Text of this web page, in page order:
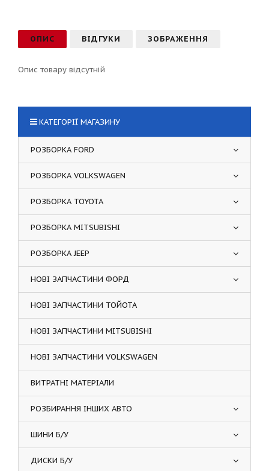
ОПИС ВІДГУКИ ЗОБРАЖЕННЯ
Опис товару відсутній
КАТЕГОРІЇ МАГАЗИНУ
РОЗБОРКА FORD
РОЗБОРКА VOLKSWAGEN
РОЗБОРКА TOYOTA
РОЗБОРКА MITSUBISHI
РОЗБОРКА JEEP
НОВІ ЗАПЧАСТИНИ ФОРД
НОВІ ЗАПЧАСТИНИ ТОЙОТА
НОВІ ЗАПЧАСТИНИ MITSUBISHI
НОВІ ЗАПЧАСТИНИ VOLKSWAGEN
ВИТРАТНІ МАТЕРІАЛИ
РОЗБИРАННЯ ІНШИХ АВТО
ШИНИ Б/У
ДИСКИ Б/У